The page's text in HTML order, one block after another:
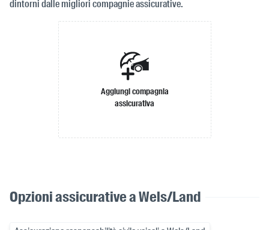
dintorni dalle migliori compagnie assicurative.
Aggiungi compagnia
assicurativa
Opzioni assicurative a Wels/Land